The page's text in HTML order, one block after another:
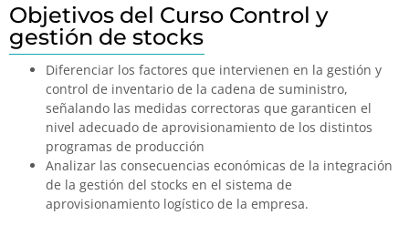
Objetivos del Curso Control y
gestión de stocks
Diferenciar los factores que intervienen en la gestión y
control de inventario de la cadena de suministro,
señalando las medidas correctoras que garanticen el
nivel adecuado de aprovisionamiento de los distintos
programas de producción
Analizar las consecuencias económicas de la integración
de la gestión del stocks en el sistema de
aprovisionamiento logístico de la empresa.